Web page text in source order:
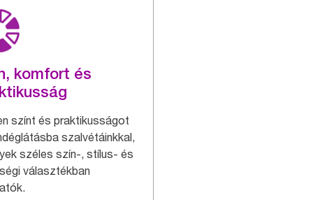
komfort és
színt és praktikusságot
szalvétáinkkal,
széles szín-, stílus- és
választékban